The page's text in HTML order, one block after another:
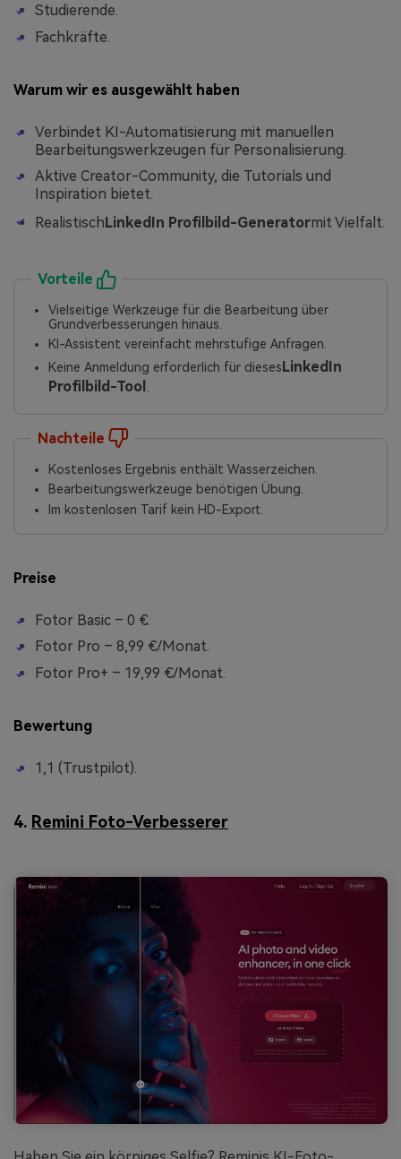
Studierende.
Fachkräfte.
Warum wir es ausgewählt haben
Verbindet KI-Automatisierung mit manuellen
Bearbeitungswerkzeugen für Personalisierung.
Aktive Creator-Community, die Tutorials und
Inspiration bietet.
RealistischLinkedIn Profilbild-Generatormit Vielfalt.
Vorteile
Vielseitige Werkzeuge für die Bearbeitung über
Grundverbesserungen hinaus.
KI-Assistent vereinfacht mehrstufige Anfragen.
Keine Anmeldung erforderlich für diesesLinkedIn
Profilbild-Tool
Nachteile
Kostenloses Ergebnis enthält Wasserzeichen.
Bearbeitungswerkzeuge benötigen Übung.
Im kostenlosen Tarif kein HD-Export.
Preise
Fotor Basic – 0 €.
Fotor Pro – 8,99 €/Monat.
Fotor Pro+ – 19,99 €/Monat.
Bewertung
1,1 (Trustpilot).
4. Remini Foto-Verbesserer